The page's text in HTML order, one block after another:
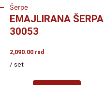
Šerpe
EMAJLIRANA ŠERPA
30053
2,090.00 rsd
/ set